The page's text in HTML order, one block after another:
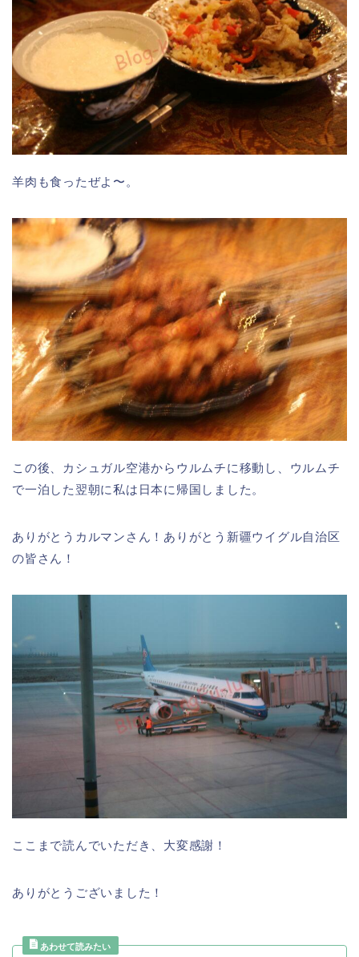
羊肉も食ったぜよ〜。
この後、カシュガル空港からウルムチに移動し、ウルムチ
で一泊した翌朝に私は日本に帰国しました。
ありがとうカルマンさん！ありがとう新疆ウイグル自治区
の皆さん！
ここまで読んでいただき、大変感謝！
ありがとうございました！